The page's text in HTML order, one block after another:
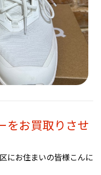
をお買取りさせ
にお住まいの皆様こんに